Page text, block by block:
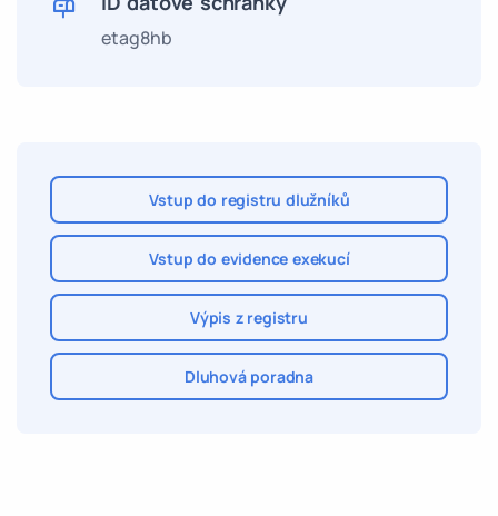
etag8hb
Vstup do registru dlužníků
Vstup do evidence exekucí
Výpis z registru
Dluhová poradna